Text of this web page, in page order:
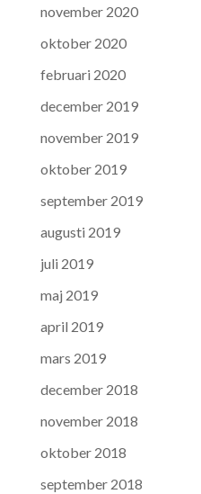
november 2020
oktober 2020
februari 2020
december 2019
november 2019
oktober 2019
september 2019
augusti 2019
juli 2019
maj 2019
april 2019
mars 2019
december 2018
november 2018
oktober 2018
september 2018